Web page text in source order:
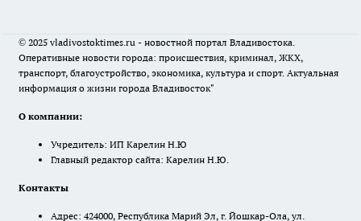
© 2025 vladivostoktimes.ru - новостной портал Владивостока.
Оперативные новости города: происшествия, криминал, ЖКХ,
транспорт, благоустройство, экономика, культура и спорт. Актуальная
информация о жизни города Владивосток"
О компании:
Учредитель: ИП Карелин Н.Ю
Главный редактор сайта: Карелин Н.Ю.
Контакты
Адрес: 424000, Республика Марий Эл, г. Йошкар-Ола, ул.